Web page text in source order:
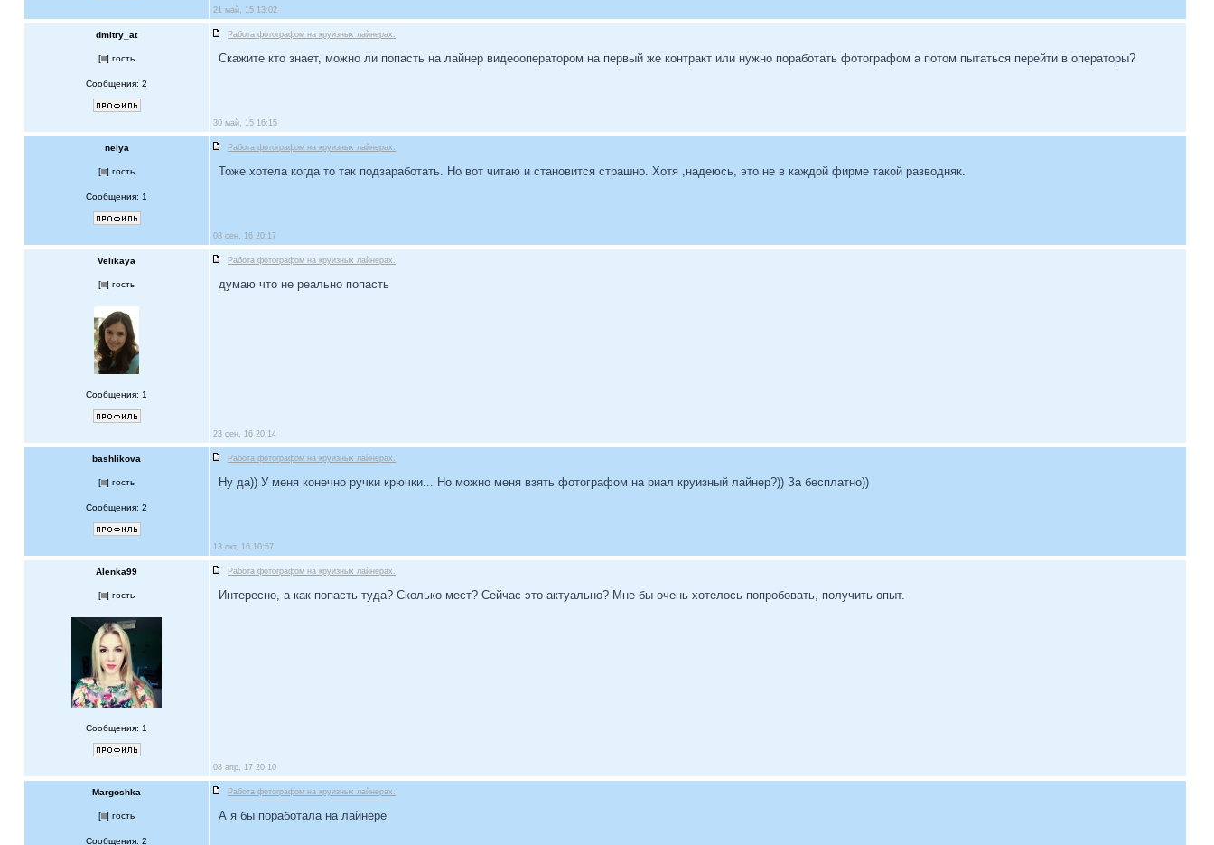
21 май, 15 13:02
dmitry_at Работа фотографом на круизных лайнерах.
[ ] гость
Сообщения: 2
Скажите кто знает, можно ли попасть на лайнер видеооператором на первый же контракт или нужно поработать фотографом а потом пытаться перейти в операторы?
30 май, 15 16:15
nelya Работа фотографом на круизных лайнерах.
[ ] гость
Сообщения: 1
Тоже хотела когда то так подзаработать. Но вот читаю и становится страшно. Хотя ,надеюсь, это не в каждой фирме такой разводняк.
08 сен, 16 20:17
Velikaya Работа фотографом на круизных лайнерах.
[ ] гость
Сообщения: 1
думаю что не реально попасть
23 сен, 16 20:14
bashlikova Работа фотографом на круизных лайнерах.
[ ] гость
Сообщения: 2
Ну да)) У меня конечно ручки крючки... Но можно меня взять фотографом на риал круизный лайнер?)) За бесплатно))
13 окт, 16 10:57
Alenka99 Работа фотографом на круизных лайнерах.
[ ] гость
Сообщения: 1
Интересно, а как попасть туда? Сколько мест? Сейчас это актуально? Мне бы очень хотелось попробовать, получить опыт.
08 апр, 17 20:10
Margoshka Работа фотографом на круизных лайнерах.
[ ] гость
Сообщения: 2
А я бы поработала на лайнере